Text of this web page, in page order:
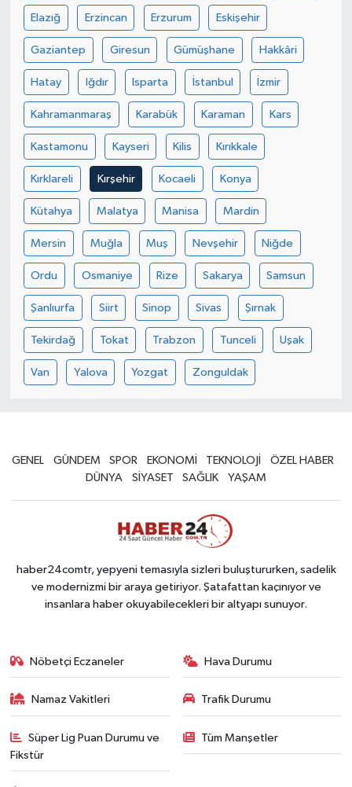
Elazığ Erzincan Erzurum Eskişehir
Gaziantep Giresun Gümüşhane Hakkâri
Hatay Iğdır Isparta İstanbul İzmir
Kahramanmaraş Karabük Karaman Kars
Kastamonu Kayseri Kilis Kırıkkale
Kırklareli Kırşehir Kocaeli Konya
Kütahya Malatya Manisa Mardin
Mersin Muğla Muş Nevşehir Niğde
Ordu Osmaniye Rize Sakarya Samsun
Şanlıurfa Siirt Sinop Sivas Şırnak
Tekirdağ Tokat Trabzon Tunceli Uşak
Van Yalova Yozgat Zonguldak
GENEL GÜNDEM SPOR EKONOMİ TEKNOLOJİ
ÖZEL HABER
DÜNYA
SİYASET SAĞLIK YAŞAM
haber24comtr, yepyeni temasıyla sizleri buluştururken, sadelik
ve modernizmi bir araya getiriyor. Şatafattan kaçınıyor ve
insanlara haber okuyabilecekleri bir altyapı sunuyor.
Nöbetçi Eczaneler Hava Durumu
Namaz Vakitleri Trafik Durumu
Süper Lig Puan Durumu ve
Fikstür
Tüm Manşetler